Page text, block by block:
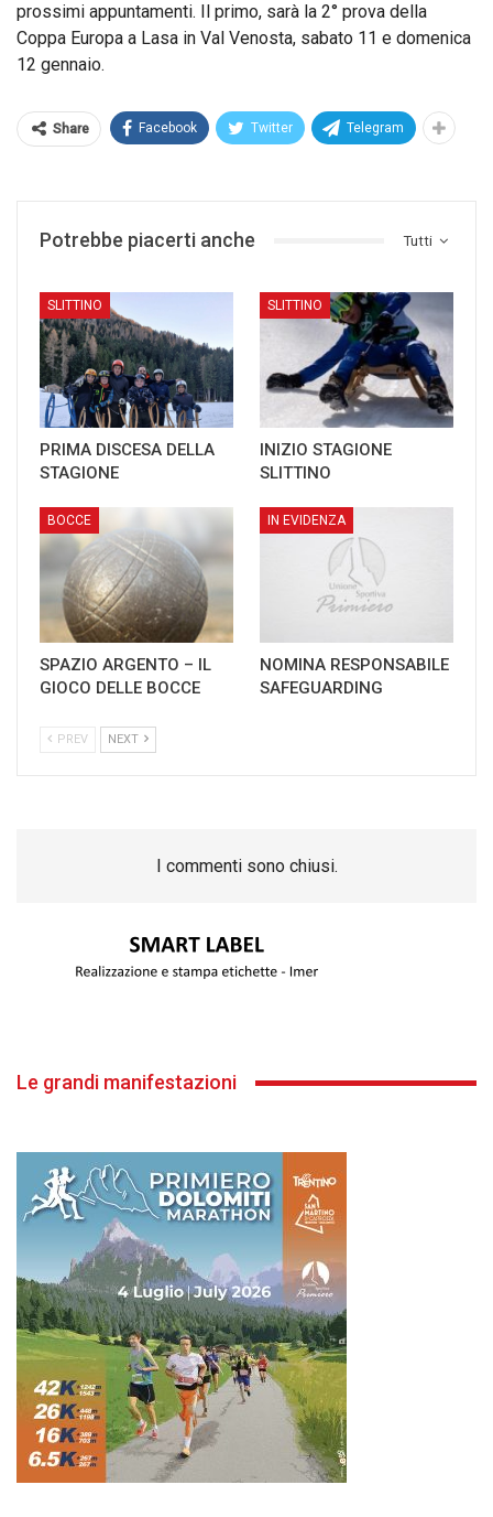
prossimi appuntamenti. Il primo, sarà la 2° prova della
Coppa Europa a Lasa in Val Venosta, sabato 11 e domenica
12 gennaio.
Share Facebook Twitter Telegram
Tutti
Potrebbe piacerti anche
SLITTINO
PRIMA DISCESA DELLA
STAGIONE
SLITTINO
INIZIO STAGIONE
SLITTINO
BOCCE
SPAZIO ARGENTO – IL
GIOCO DELLE BOCCE
IN EVIDENZA
NOMINA RESPONSABILE
SAFEGUARDING
PREV NEXT
I commenti sono chiusi.
Le grandi manifestazioni